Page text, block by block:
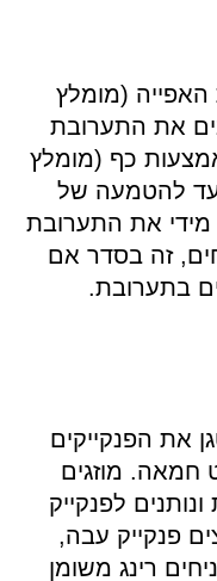
(מומלץ
את התערובת
כף (מומלץ
עד להטמעה של
את התערובת
זה בסדר אם
בתערובת.
את הפנקייקים
חמאה. מוזגים
ונותנים לפנקייק
פנקייק עבה,
רינג משומן